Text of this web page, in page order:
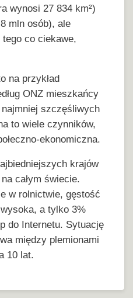
wynosi 27 834 km²)
mln osób), ale
co ciekawe,
na przykład
ONZ mieszkańcy
szczęśliwych
to wiele czynników,
ekonomiczna.
krajów
całym świecie.
w rolnictwie, gęstość
a tylko 3%
do Internetu. Sytuację
między plemionami
10 lat.